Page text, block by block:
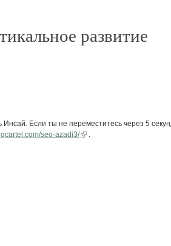
развитие
Если ты не переместитесь через 5
seo-azadi3/